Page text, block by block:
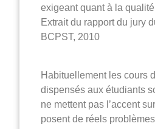
exigeant quant à la
Extrait du rapport du jury
BCPST, 2010
Habituellement les cours
dispensés aux étudiants
ne mettent pas l’accent
posent de réels